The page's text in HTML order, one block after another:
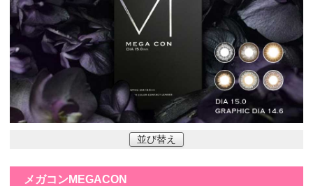
並び替え
メガコンMEGACON